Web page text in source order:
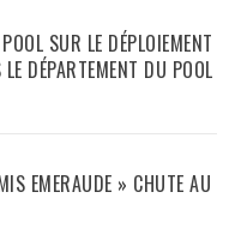
SUR LE DÉPLOIEMENT
DÉPARTEMENT DU POOL
EMERAUDE » CHUTE AU